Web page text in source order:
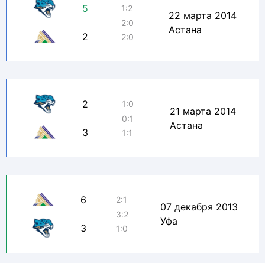
5
2
1:2
2:0
2:0
22 марта 2014
Астана
2
3
1:0
0:1
1:1
21 марта 2014
Астана
6
3
2:1
3:2
1:0
07 декабря 2013
Уфа